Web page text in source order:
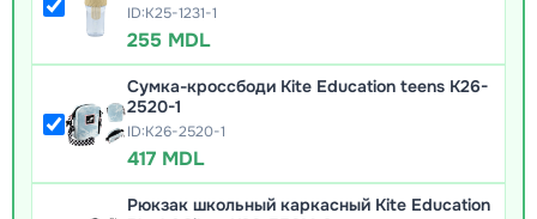
ID:K25-1231-1
255 MDL
Сумка-кроссбоди Kite Education teens K26-
2520-1
ID:K26-2520-1
417 MDL
Рюкзак школьный каркасный Kite Education